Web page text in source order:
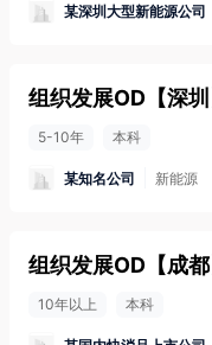
某深圳大型新能源公司
组织发展OD 【深圳
5-10年 本科
某知名公司 新能源
组织发展OD 【成都
10年以上 本科